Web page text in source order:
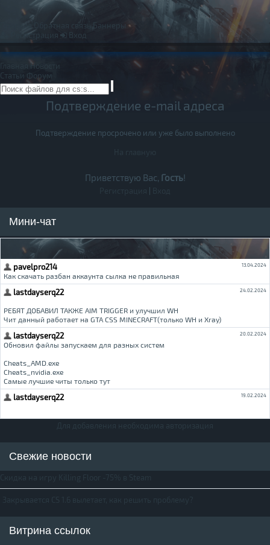
Обратная связь
Баннеры
Регистрация
Вход
Главная
Новости
Статьи Форум
Подтверждение e-mail адреса
Подтверждение просрочено или уже было выполнено
Приветствую Вас, Гость!
Мини-чат
Свежие новости
Витрина ссылок